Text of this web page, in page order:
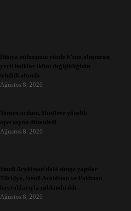
Dünya nüfusunun yüzde 6’sını oluşturan
yerli halklar iklim değişikliğinin
tehdidi altında
Ağustos 8, 2026
Yemen ordusu, Husilere yönelik
operasyon düzenledi
Ağustos 8, 2026
Suudi Arabistan’daki simge yapılar
Türkiye, Suudi Arabistan ve Pakistan
bayraklarıyla ışıklandırıldı
Ağustos 8, 2026